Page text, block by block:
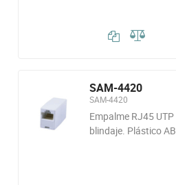
SAM-4420
SAM-4420
Empalme RJ45
blindaje. Plástico